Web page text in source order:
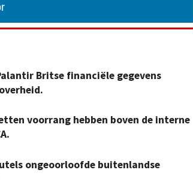
Britse financiële gegevens
voorrang hebben boven de interne
ongeoorloofde buitenlandse